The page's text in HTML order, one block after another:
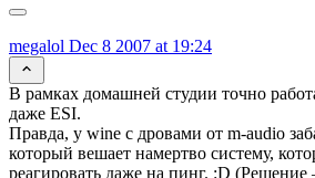
megalol Dec 8 2007 at 19:24
В рамках домашней студии точно
даже ESI.
Правда, у wine с дровами от m-audio
который вешает намертво систему,
реагировать даже на пинг. :D